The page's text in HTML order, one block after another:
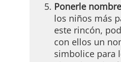
Ponerle
los niños más
este rincón,
con ellos un
simbolice para